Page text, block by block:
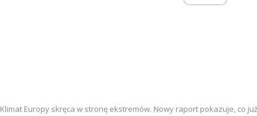
Klimat Europy skręca w stronę ekstremów. Nowy raport pokazuje, co